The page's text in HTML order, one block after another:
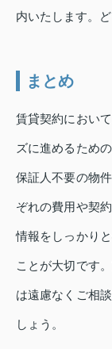
内いたします。
まとめ
賃貸契約におい
ズに進めるため
保証人不要の物
ぞれの費用や契
情報をしっかり
ことが大切です
は遠慮なくご相
しょう。